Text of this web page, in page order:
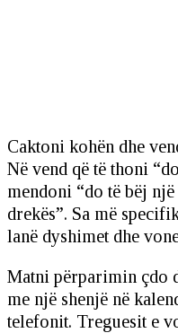
Caktoni kohën dhe
Në vend që të thoni
mendoni “do të bëj
drekës”. Sa më
lanë dyshimet dhe
Matni përparimin çdo
me një shenjë në
telefonit. Treguesit e